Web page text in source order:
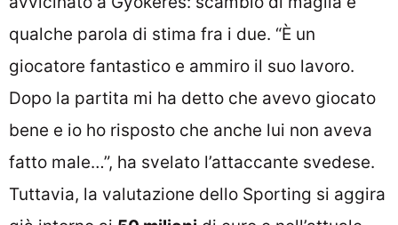
qualche parola di stima fra i due. “È un
giocatore fantastico e ammiro il suo lavoro.
Dopo la partita mi ha detto che avevo giocato
bene e io ho risposto che anche lui non aveva
fatto male…”, ha svelato l’attaccante svedese.
Tuttavia, la valutazione dello Sporting si aggira